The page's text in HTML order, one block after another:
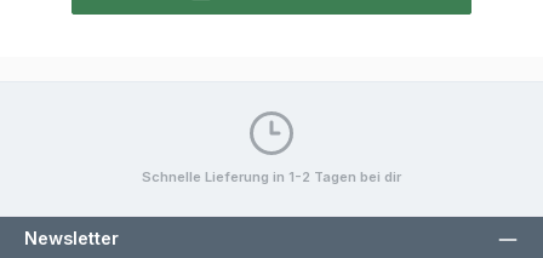
Schnelle Lieferung in 1-2 Tagen bei dir
Newsletter